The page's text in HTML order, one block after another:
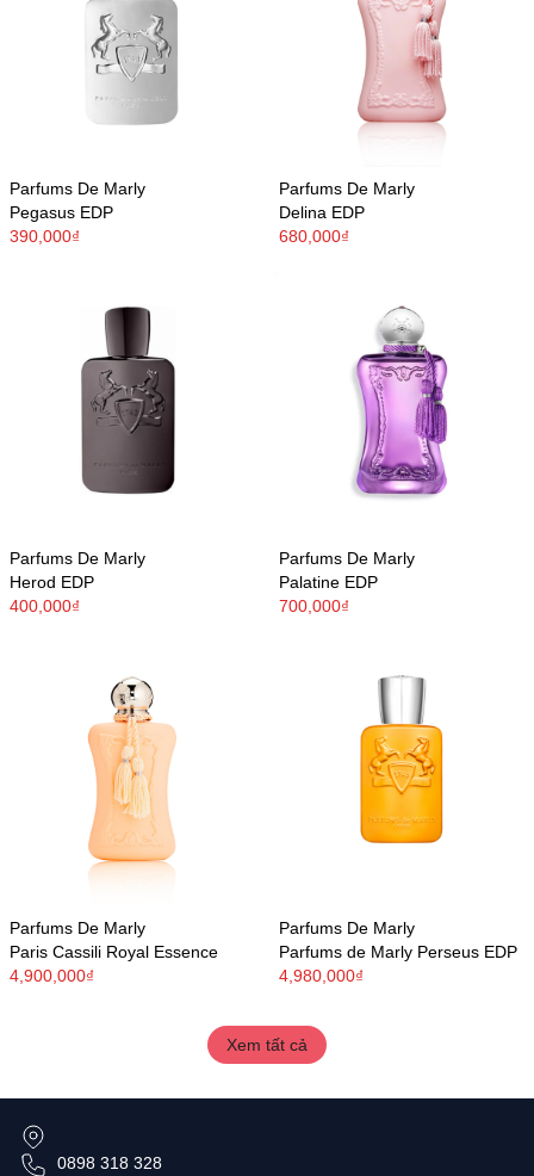
Parfums De Marly
Pegasus EDP
390,000₫
Parfums De Marly
Delina EDP
680,000₫
Parfums De Marly
Herod EDP
400,000₫
Parfums De Marly
Palatine EDP
700,000₫
Parfums De Marly
Paris Cassili Royal Essence
4,900,000₫
Parfums De Marly
Parfums de Marly Perseus EDP
4,980,000₫
Xem tất cả
0898 318 328